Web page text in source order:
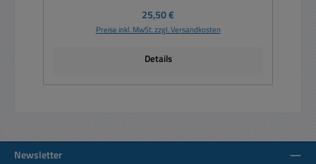
Regulärer Preis:
25,50 €
Preise inkl. MwSt. zzgl. Versandkosten
Details
Newsletter